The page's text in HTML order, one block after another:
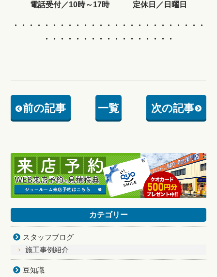
電話受付／10時～17時 定休日／日曜日
・・・・・・・・・・・・
・・・・・・・・・・・・・
・・・・・・・・・・・・・・・・・
前の記事 一覧 次の記事
カテゴリー
スタッフブログ
施工事例紹介
豆知識